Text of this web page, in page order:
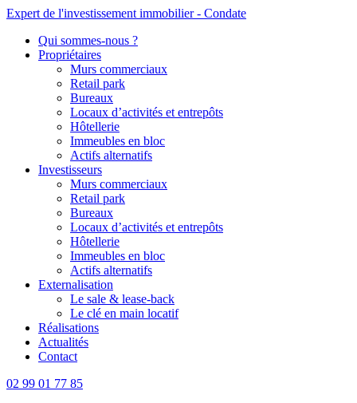
Expert de l'investissement immobilier - Condate
Qui sommes-nous ?
Propriétaires
Murs commerciaux
Retail park
Bureaux
Locaux d’activités et entrepôts
Hôtellerie
Immeubles en bloc
Actifs alternatifs
Investisseurs
Murs commerciaux
Retail park
Bureaux
Locaux d’activités et entrepôts
Hôtellerie
Immeubles en bloc
Actifs alternatifs
Externalisation
Le sale & lease-back
Le clé en main locatif
Réalisations
Actualités
Contact
02 99 01 77 85